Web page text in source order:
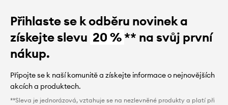
Přihlaste se k odběru novinek a
získejte slevu 20 %** na svůj první
nákup.
Připojte se k naší komunitě a získejte informace o nejnovějších
akcích a produktech.
**Sleva je jednorázová, vztahuje se na nezlevněné produkty a platí při